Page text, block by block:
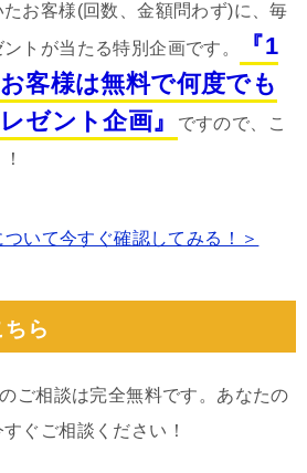
お客様(回数、金額問わず)に、毎
トが当たる特別企画です。
『1
客様は無料で何度でも
ゼント企画』
ですので、こ
ついて今すぐ確認してみる！＞
ら
ご相談は完全無料です。あなたの
ぐご相談ください！